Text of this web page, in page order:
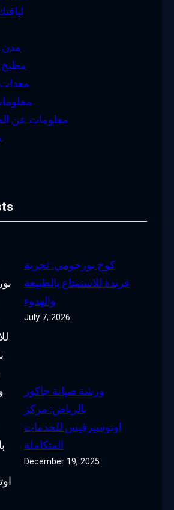
مدن
مطبخ
معدات
معلومات عن
كوخ بورجومي: تجربة
فريدة للاستمتاع بالطبيعة
والهدوء
July 7, 2026
ورشة صيانة جاكور
بالرياض: مركز
اوتوسيرفيس للخدمات
المتكاملة
December 19, 2025